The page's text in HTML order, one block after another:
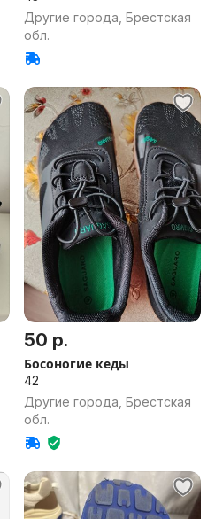
Другие города, Брестская
обл.
50 р.
Босоногие кеды
42
Другие города, Брестская
обл.